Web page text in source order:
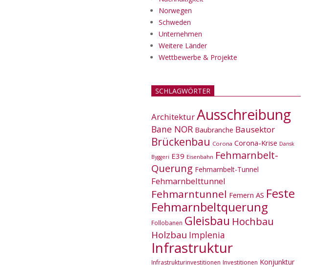
Norwegen
Schweden
Unternehmen
Weitere Länder
Wettbewerbe & Projekte
SCHLAGWÖRTER
ArchitekturAusschreibung
Bane NOR Baubranche Bausektor
Brückenbau Corona Corona-Krise Dansk
Byggeri E39 Eisenbahn Fehmarnbelt-
Querung Fehmarnbelt-Tunnel
Fehmarnbelttunnel
Fehmarntunnel Femern AS Feste
Fehmarnbeltquerung
Follobanen Gleisbau Hochbau
Holzbau Implenia
Infrastruktur
Infrastrukturinvestitionen Investitionen Konjunktur